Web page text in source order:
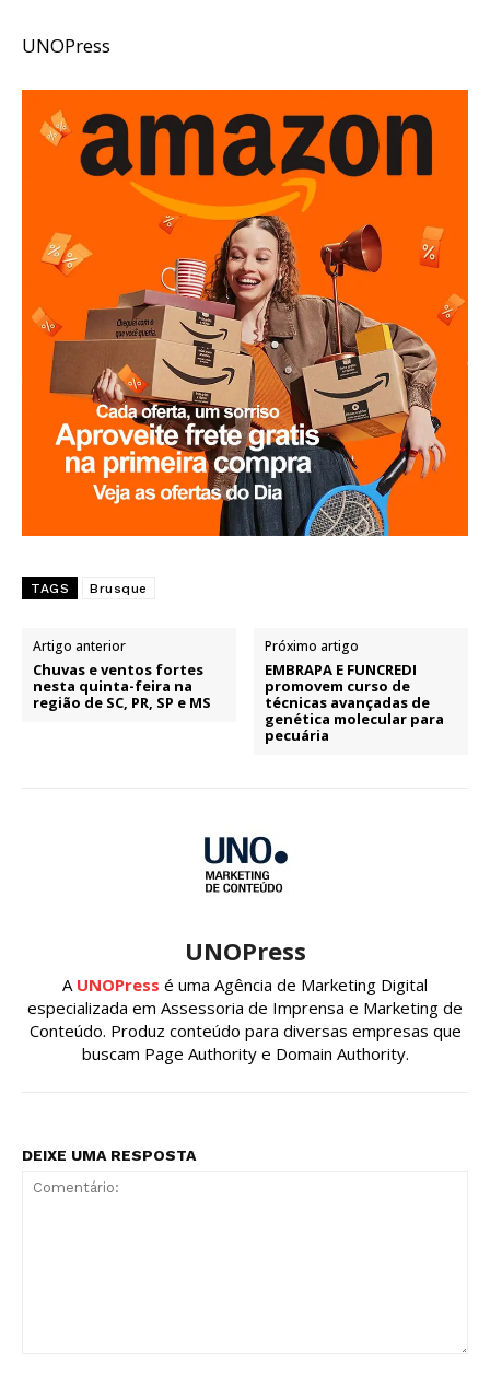
UNOPress
TAGS Brusque
Artigo anterior
Chuvas e ventos fortes
nesta quinta-feira na
região de SC, PR, SP e MS
Próximo artigo
EMBRAPA E FUNCREDI
promovem curso de
técnicas avançadas de
genética molecular para
pecuária
UNOPress
A UNOPress é uma Agência de Marketing Digital
especializada em Assessoria de Imprensa e Marketing de
Conteúdo. Produz conteúdo para diversas empresas que
buscam Page Authority e Domain Authority.
DEIXE UMA RESPOSTA